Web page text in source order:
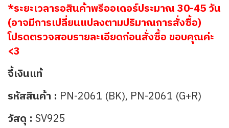
*ระยะเวลารอสินค้าพรีออเดอร์ประมาณ 30-45 วัน
(อาจมีการเปลี่ยนแปลงตามปริมาณการสั่งซื้อ)
โปรดตรวจสอบรายละเอียดก่อนสั่งซื้อ ขอบคุณค่ะ
<3
จี้เงินแท้
รหัสสินค้า : PN-2061 (BK), PN-2061 (G+R)
วัสดุ : SV925